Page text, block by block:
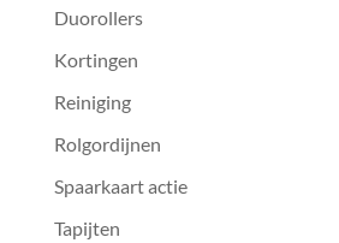
Duorollers
Kortingen
Reiniging
Rolgordijnen
Spaarkaart actie
Tapijten